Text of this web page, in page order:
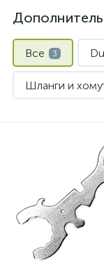
Все 3
Шланги и